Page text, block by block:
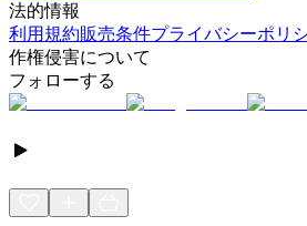
法的情報
利用規約販売条件プライバシーポリ
作権侵害について
フォローする